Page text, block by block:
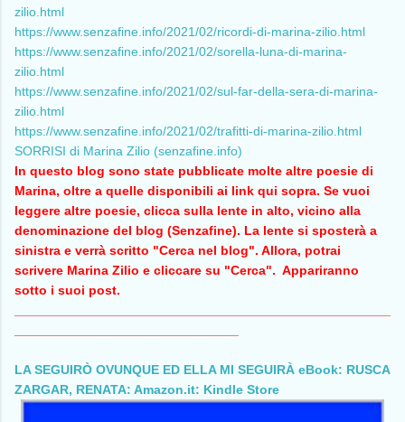
zilio.html
https://www.senzafine.info/2021/02/ricordi-di-marina-zilio.html
https://www.senzafine.info/2021/02/sorella-luna-di-marina-
zilio.html
https://www.senzafine.info/2021/02/sul-far-della-sera-di-marina-
zilio.html
https://www.senzafine.info/2021/02/trafitti-di-marina-zilio.html
SORRISI di Marina Zilio (senzafine.info)
In questo blog sono state pubblicate molte altre poesie di
Marina, oltre a quelle disponibili ai link qui sopra. Se vuoi
leggere altre poesie, clicca sulla lente in alto, vicino alla
denominazione del blog (Senzafine). La lente si sposterà a
sinistra e verrà scritto "Cerca nel blog". Allora, potrai
scrivere Marina Zilio e cliccare su "Cerca". Appariranno
sotto i suoi post.
LA SEGUIRÒ OVUNQUE ED ELLA MI SEGUIRÀ eBook: RUSCA
ZARGAR, RENATA: Amazon.it: Kindle Store